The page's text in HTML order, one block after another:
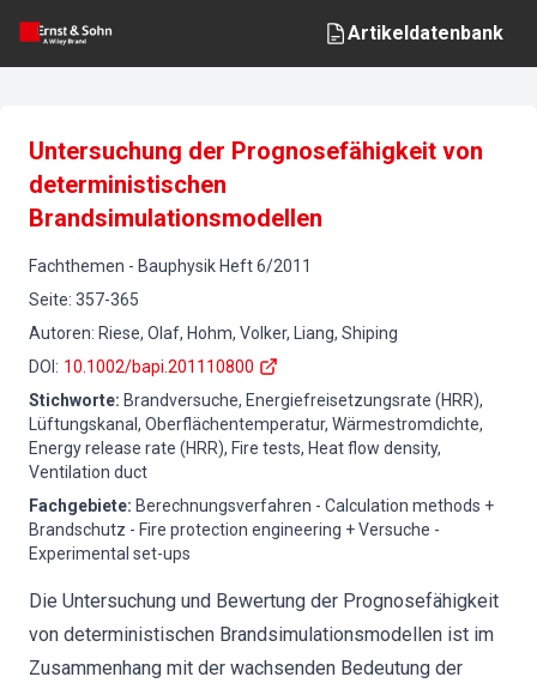
Artikeldatenbank
Untersuchung der Prognosefähigkeit von
deterministischen
Brandsimulationsmodellen
Fachthemen - Bauphysik Heft6/2011
Seite: 357-365
Autoren: Riese, Olaf, Hohm, Volker, Liang, Shiping
DOI : 10.1002/bapi.201110800
Stichworte: Brandversuche, Energiefreisetzungsrate (HRR),
Lüftungskanal, Oberflächentemperatur, Wärmestromdichte,
Energy release rate (HRR), Fire tests, Heat flow density,
Ventilation duct
Fachgebiete: Berechnungsverfahren - Calculation methods +
Brandschutz - Fire protection engineering + Versuche -
Experimental set-ups
Die Untersuchung und Bewertung der Prognosefähigkeit
von deterministischen Brandsimulationsmodellen ist im
Zusammenhang mit der wachsenden Bedeutung der